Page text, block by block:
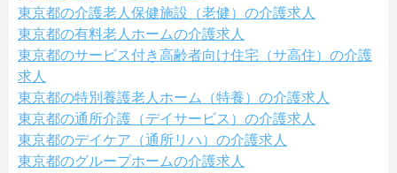
東京都の介護老人保健施設（老健）の介護求人
東京都の有料老人ホームの介護求人
東京都のサービス付き高齢者向け住宅（サ高住）の介護
求人
東京都の特別養護老人ホーム（特養）の介護求人
東京都の通所介護（デイサービス）の介護求人
東京都のデイケア（通所リハ）の介護求人
東京都のグループホームの介護求人